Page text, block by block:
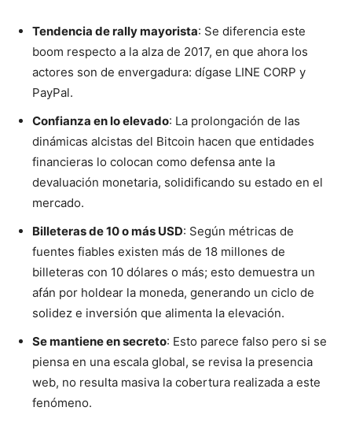
Tendencia de rally mayorista: Se diferencia este
boom respecto a la alza de 2017, en que ahora los
actores son de envergadura: dígase LINE CORP y
PayPal.
Confianza en lo elevado: La prolongación de las
dinámicas alcistas del Bitcoin hacen que entidades
financieras lo colocan como defensa ante la
devaluación monetaria, solidificando su estado en el
mercado.
Billeteras de 10 o más USD: Según métricas de
fuentes fiables existen más de 18 millones de
billeteras con 10 dólares o más; esto demuestra un
afán por holdear la moneda, generando un ciclo de
solidez e inversión que alimenta la elevación.
Se mantiene en secreto: Esto parece falso pero si se
piensa en una escala global, se revisa la presencia
web, no resulta masiva la cobertura realizada a este
fenómeno.